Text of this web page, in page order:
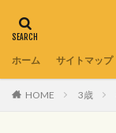
ホーム サイトマップ
HOME 3歳